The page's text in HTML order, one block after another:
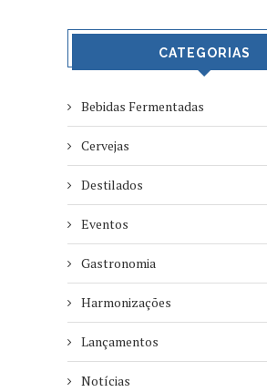
CATEGORIAS
Bebidas Fermentadas
Cervejas
Destilados
Eventos
Gastronomia
Harmonizações
Lançamentos
Notícias